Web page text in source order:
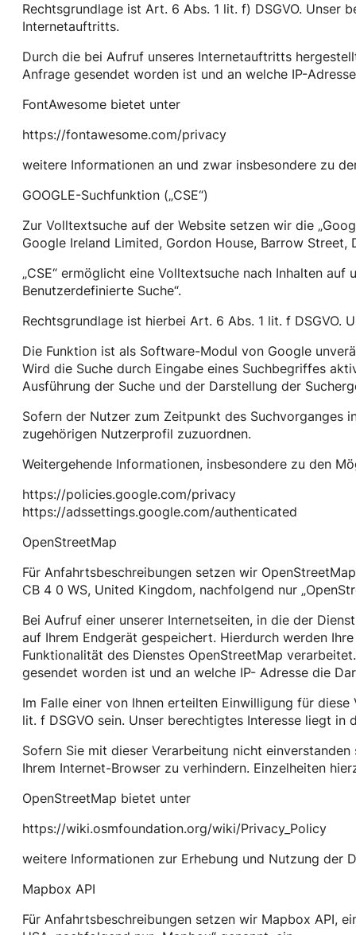
Rechtsgrundlage ist Art. 6 Abs. 1 lit. f) DSGVO.
Internetauftritts.
Durch die bei Aufruf unseres Internetauftritts
Anfrage gesendet worden ist und an welche IP-
FontAwesome bietet unter
https://fontawesome.com/privacy
weitere Informationen an und zwar insbesondere zu
GOOGLE-Suchfunktion („CSE“)
Zur Volltextsuche auf der Website setzen wir die
Google Ireland Limited, Gordon House, Barrow Street,
„CSE“ ermöglicht eine Volltextsuche nach Inhalten
Benutzerdefinierte Suche“.
Rechtsgrundlage ist hierbei Art. 6 Abs. 1 lit. f
Die Funktion ist als Software-Modul von Google
Wird die Suche durch Eingabe eines Suchbegriffes
Ausführung der Suche und der Darstellung der
Sofern der Nutzer zum Zeitpunkt des Suchvorganges
zugehörigen Nutzerprofil zuzuordnen.
Weitergehende Informationen, insbesondere zu den
https://policies.google.com/privacy
https://adssettings.google.com/authenticated
OpenStreetMap
Für Anfahrtsbeschreibungen setzen wir
CB 4 0 WS, United Kingdom, nachfolgend nur
Bei Aufruf einer unserer Internetseiten, in die der
auf Ihrem Endgerät gespeichert. Hierdurch werden
Funktionalität des Dienstes OpenStreetMap
gesendet worden ist und an welche IP- Adresse die
Im Falle einer von Ihnen erteilten Einwilligung für
lit. f DSGVO sein. Unser berechtigtes Interesse liegt
Sofern Sie mit dieser Verarbeitung nicht
Ihrem Internet-Browser zu verhindern. Einzelheiten
OpenStreetMap bietet unter
https://wiki.osmfoundation.org/wiki/Privacy_Policy
weitere Informationen zur Erhebung und Nutzung der
Mapbox API
Für Anfahrtsbeschreibungen setzen wir Mapbox API,